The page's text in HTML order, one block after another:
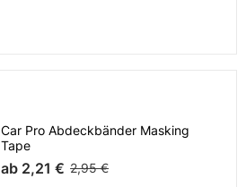
Car Pro Abdeckbänder Masking
Tape
ab 2,21 € 2,95 €